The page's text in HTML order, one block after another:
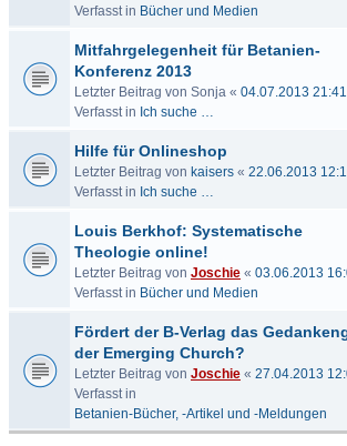
Verfasst in Bücher und Medien
Mitfahrgelegenheit für Betanien-
Konferenz 2013
Letzter Beitrag von Sonja « 04.07.2013 21:41
Verfasst in Ich suche …
Hilfe für Onlineshop
Letzter Beitrag von kaisers « 22.06.2013
Verfasst in Ich suche …
Louis Berkhof: Systematische
Theologie online!
Letzter Beitrag von Joschie « 03.06.2013
Verfasst in Bücher und Medien
Fördert der B-Verlag das
der Emerging Church?
Letzter Beitrag von Joschie « 27.04.2013
Verfasst in
Betanien-Bücher, -Artikel und -Meldungen